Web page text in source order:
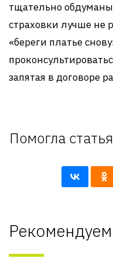
тщательно
страховки лучше не
«береги платье
запятая в договоре
Помогла